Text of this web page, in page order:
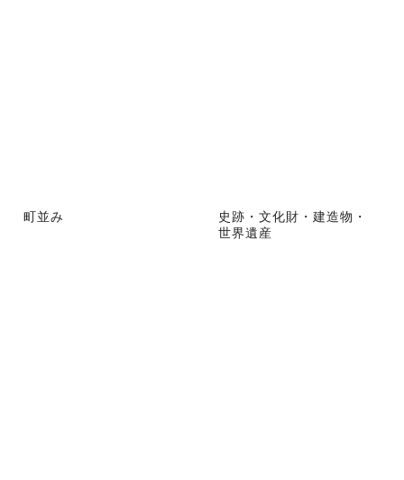
町並み
史跡・文化財・建造物・
世界遺産